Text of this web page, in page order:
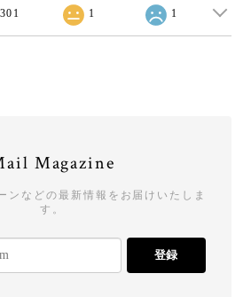
301 1 1
Magazine
ンなどの最新情報をお届けいたしま
す。
登録